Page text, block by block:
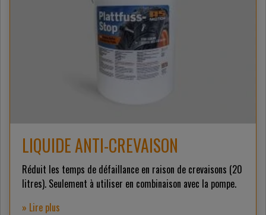
LIQUIDE ANTI-CREVAISON
Réduit les temps de défaillance en raison de crevaisons (20
litres). Seulement à utiliser en combinaison avec la pompe.
» Lire plus